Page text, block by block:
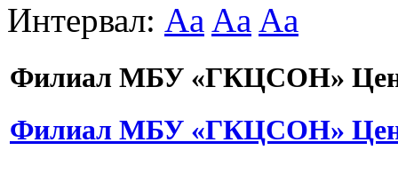
Интервал: Aa Aa Aa
Филиал МБУ «ГКЦСОН»
Филиал МБУ «ГКЦСОН»